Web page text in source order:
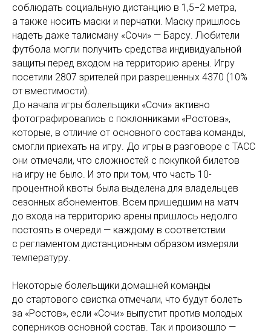
соблюдать социальную дистанцию в 1,5−2 метра,
а также носить маски и перчатки. Маску пришлось
надеть даже талисману «Сочи» — Барсу. Любители
футбола могли получить средства индивидуальной
защиты перед входом на территорию арены. Игру
посетили 2807 зрителей при разрешенных 4370 (10%
от вместимости).
До начала игры болельщики «Сочи» активно
фотографировались с поклонниками «Ростова»,
которые, в отличие от основного состава команды,
смогли приехать на игру. До игры в разговоре с ТАСС
они отмечали, что сложностей с покупкой билетов
на игру не было. И это при том, что часть 10-
процентной квоты была выделена для владельцев
сезонных абонементов. Всем пришедшим на матч
до входа на территорию арены пришлось недолго
постоять в очереди — каждому в соответствии
с регламентом дистанционным образом измеряли
температуру.
Некоторые болельщики домашней команды
до стартового свистка отмечали, что будут болеть
за «Ростов», если «Сочи» выпустит против молодых
соперников основной состав. Так и произошло —